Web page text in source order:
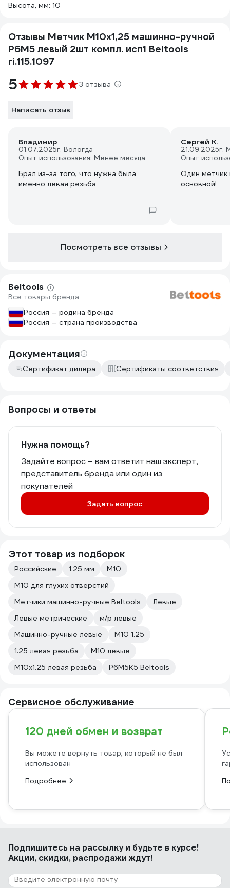
Высота, мм: 10
Отзывы Метчик М10х1,25 машинно-ручной
Р6М5 левый 2шт компл. исп1 Beltools
ri.115.1097
5 3 отзыва
Написать отзыв
Владимир
01.07.2025г. Вологда
Опыт использования: Менее месяца
Брал из-за того, что нужна была
именно левая резьба
Сергей К.
21.09.2025г.
Опыт
Один метчик
основной!
Посмотреть все отзывы
Beltools
Все товары бренда
Россия — родина бренда
Россия — страна производства
Документация
Сертификат дилера Сертификаты соответствия
Вопросы и ответы
Нужна помощь?
Задайте вопрос – вам ответит наш эксперт,
представитель бренда или один из
покупателей
Задать вопрос
Этот товар из подборок
Российские 1.25 мм
М10
М10 для глухих отверстий
Метчики машинно-ручные Beltools
Левые
Левые метрические
м/р левые
Машинно-ручные левые
М10 1.25
1.25 левая резьба
М10 левые
М10х1.25 левая резьба
Р6М5К5 Beltools
Сервисное обслуживание
120 дней обмен и возврат
Вы можете вернуть товар, который не был
использован
Подробнее
Подпишитесь на рассылкуи будьте в курсе!
Акции, скидки, распродажи ждут!